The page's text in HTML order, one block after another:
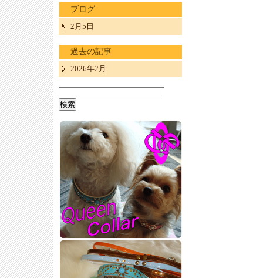
ブログ
2月5日
過去の記事
2026年2月
索: